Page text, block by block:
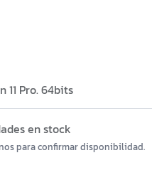
11 Pro. 64bits
en stock
para confirmar disponibilidad.